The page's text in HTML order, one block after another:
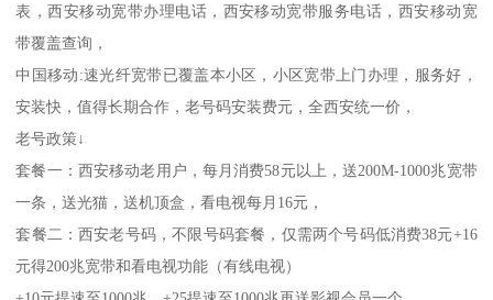
表，西安移动宽带办理电话，西安移动宽带服务电话，西安移动宽
带覆盖查询，
中国移动:速光纤宽带已覆盖本小区，小区宽带上门办理，服务好，
安装快，值得长期合作，老号码安装费元，全西安统一价，
老号政策↓
套餐一：西安移动老用户，每月消费58元以上，送200M-1000兆宽带
一条，送光猫，送机顶盒，看电视每月16元，
套餐二：西安老号码，不限号码套餐，仅需两个号码低消费38元+16
元得200兆宽带和看电视功能（有线电视）